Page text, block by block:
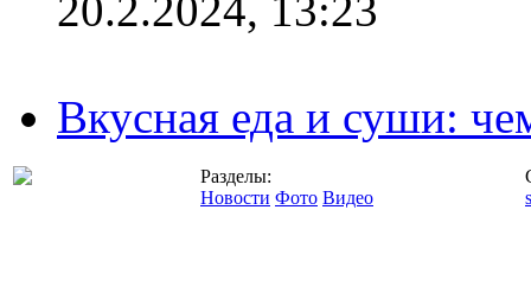
Вкусная еда и суши:
Разделы:
Новости Фото Видео